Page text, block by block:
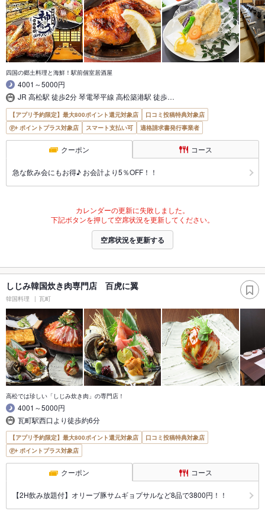
四国の郷土料理と海鮮！駅前個室居酒屋
4001～5000円
JR 高松駅 徒歩2分 琴電琴平線 高松築港駅 徒歩…
【アプリ予約限定】最大800ポイント還元対象店
口コミ投稿特典対象店
ポイントプラス対象店
スマート支払い可 適格請求書発行事業者
クーポン コース
急な飲み会にもお得♪ お会計より5％OFF！！
カレンダーの更新に失敗しました。
下記ボタンを押して空席状況を更新してください。
空席状況を更新する
しじみ韓国炊き肉専門店 百虎に翼
韓国料理 瓦町
高松では珍しい「しじみ炊き肉」の専門店！
4001～5000円
瓦町駅西口より徒歩約6分
【アプリ予約限定】最大800ポイント還元対象店
口コミ投稿特典対象店
ポイントプラス対象店
クーポン コース
【2H飲み放題付】オリーブ豚サムギョプサルなど8品で3800円！！